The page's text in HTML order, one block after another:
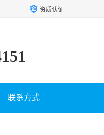
资质认证
联系方式